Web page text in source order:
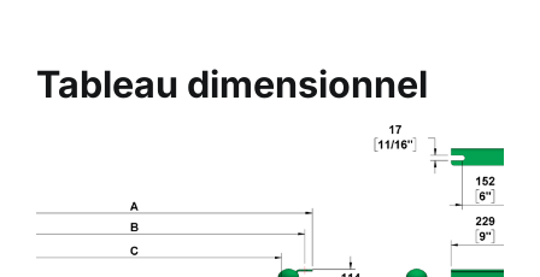
Tableau dimensionnel